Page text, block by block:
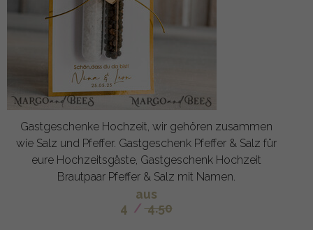
Gastgeschenke Hochzeit, wir gehören zusammen
wie Salz und Pfeffer. Gastgeschenk Pfeffer & Salz für
eure Hochzeitsgäste, Gastgeschenk Hochzeit
Brautpaar Pfeffer & Salz mit Namen.
aus
4 / 4.50